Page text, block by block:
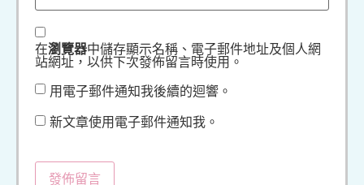
在瀏覽器中儲存顯示名稱、電子郵件地址及個人網
站網址，以供下次發佈留言時使用。
用電子郵件通知我後續的迴響。
新文章使用電子郵件通知我。